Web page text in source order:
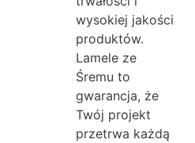
wysokiej jakości
produktów.
Lamele ze
Śremu to
gwarancja, że
Twój projekt
przetrwa każdą